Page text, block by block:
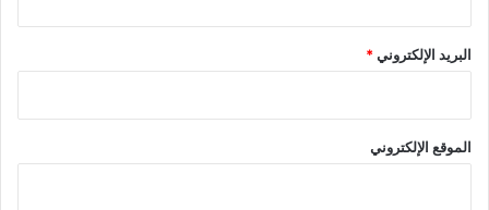
البريد الإلكتروني*
الموقع الإلكتروني